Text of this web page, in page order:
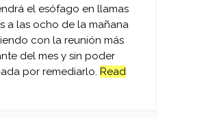
el esófago en llamas
a las ocho de la mañana
con la reunión más
del mes y sin poder
por remediarlo. Read